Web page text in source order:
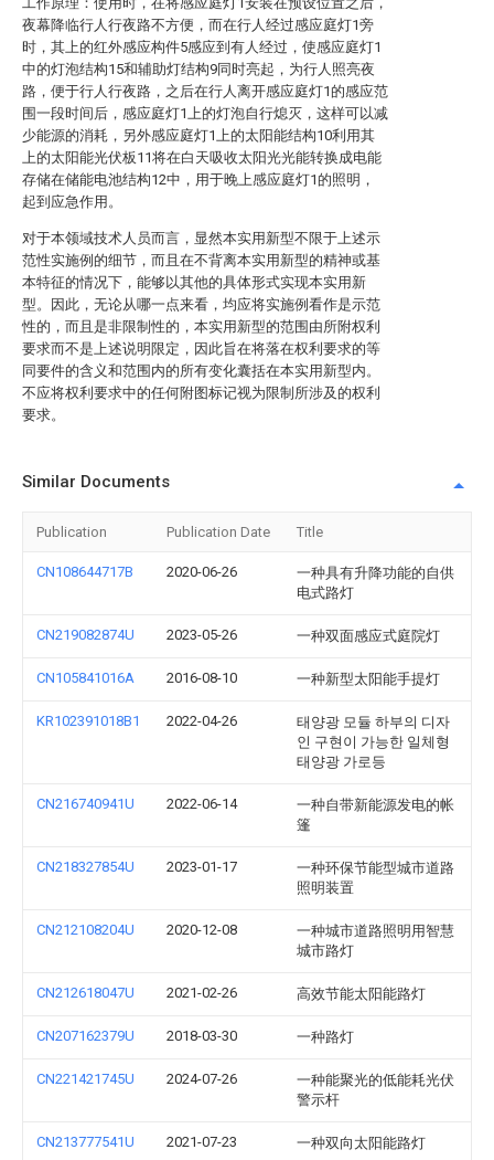
夜幕降临行人行夜路不方便，而在行人经过感应庭灯1旁
时，其上的红外感应构件5感应到有人经过，使感应庭灯1
中的灯泡结构15和辅助灯结构9同时亮起，为行人照亮夜
路，便于行人行夜路，之后在行人离开感应庭灯1的感应范
围一段时间后，感应庭灯1上的灯泡自行熄灭，这样可以减
少能源的消耗，另外感应庭灯1上的太阳能结构10利用其
上的太阳能光伏板11将在白天吸收太阳光光能转换成电能
存储在储能电池结构12中，用于晚上感应庭灯1的照明，
起到应急作用。
对于本领域技术人员而言，显然本实用新型不限于上述示
范性实施例的细节，而且在不背离本实用新型的精神或基
本特征的情况下，能够以其他的具体形式实现本实用新
型。因此，无论从哪一点来看，均应将实施例看作是示范
性的，而且是非限制性的，本实用新型的范围由所附权利
要求而不是上述说明限定，因此旨在将落在权利要求的等
同要件的含义和范围内的所有变化囊括在本实用新型内。
不应将权利要求中的任何附图标记视为限制所涉及的权利
要求。
Similar Documents
Publication Publication Date Title
CN108644717B 2020-06-26
一种具有升降功能的自供
电式路灯
CN219082874U 2023-05-26 一种双面感应式庭院灯
CN105841016A 2016-08-10 一种新型太阳能手提灯
KR102391018B1 2022-04-26
태양광 모듈 하부의 디자
인 구현이 가능한 일체형
태양광 가로등
CN216740941U 2022-06-14
一种自带新能源发电的帐
篷
CN218327854U 2023-01-17
一种环保节能型城市道路
照明装置
CN212108204U 2020-12-08
一种城市道路照明用智慧
城市路灯
CN212618047U 2021-02-26 高效节能太阳能路灯
CN207162379U 2018-03-30 一种路灯
CN221421745U 2024-07-26
一种能聚光的低能耗光伏
警示杆
CN213777541U 2021-07-23 一种双向太阳能路灯